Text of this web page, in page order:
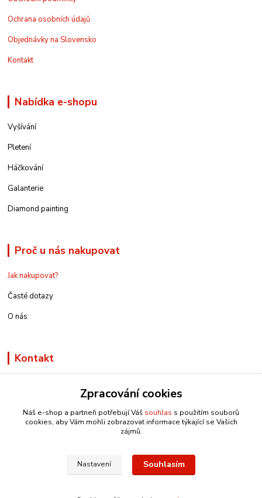
Ochrana osobních údajů
Objednávky na Slovensko
Kontakt
Nabídka e-shopu
Vyšívání
Pletení
Háčkování
Galanterie
Diamond painting
Proč u nás nakupovat
Jak nakupovat?
Časté dotazy
O nás
Kontakt
info@e-rucniprace.cz
Zpracování cookies
Náš e-shop a partneři potřebují Váš souhlas s použitím souborů
cookies, aby Vám mohli zobrazovat informace týkající se Vašich
zájmů.
Nastavení Souhlasím